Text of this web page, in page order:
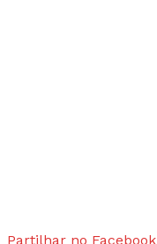
Partilhar no Facebook